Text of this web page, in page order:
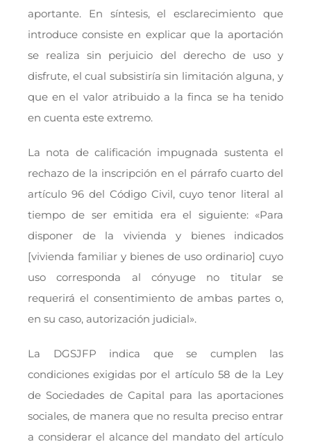
aportante. En síntesis, el esclarecimiento que
introduce consiste en explicar que la aportación
se realiza sin perjuicio del derecho de uso y
disfrute, el cual subsistiría sin limitación alguna, y
que en el valor atribuido a la finca se ha tenido
en cuenta este extremo.
La nota de calificación impugnada sustenta el
rechazo de la inscripción en el párrafo cuarto del
artículo 96 del Código Civil, cuyo tenor literal al
tiempo de ser emitida era el siguiente: «Para
disponer de la vivienda y bienes indicados
[vivienda familiar y bienes de uso ordinario] cuyo
uso corresponda al cónyuge no titular se
requerirá el consentimiento de ambas partes o,
en su caso, autorización judicial».
La DGSJFP indica que se cumplen las
condiciones exigidas por el artículo 58 de la Ley
de Sociedades de Capital para las aportaciones
sociales, de manera que no resulta preciso entrar
a considerar el alcance del mandato del artículo